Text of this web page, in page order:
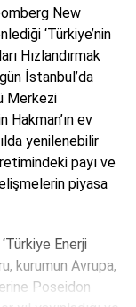
New
‘Türkiye’nin
Hızlandırmak
İstanbul’da
Merkezi
ev
yenilenebilir
payı ve
piyasa
Enerji
kurumun Avrupa,
Poseidon